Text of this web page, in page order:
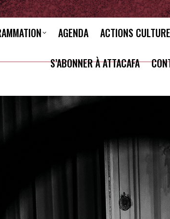
AGENDA ACTIONS
S’ABONNER À ATTACAFA